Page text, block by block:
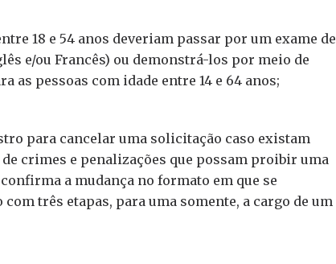
18 e 54 anos deveriam passar por um exame de
e/ou Francês) ou demonstrá-los por meio de
as pessoas com idade entre 14 e 64 anos;
para cancelar uma solicitação caso existam
crimes e penalizações que possam proibir uma
a mudança no formato em que se
três etapas, para uma somente, a cargo de um